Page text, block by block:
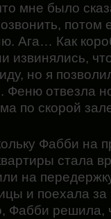
мне было
потом
Ага… Как
извинялись,
но я
Феню отвезла
по скорой
Фабби на
стала
на
и поехала
Фабби решила,